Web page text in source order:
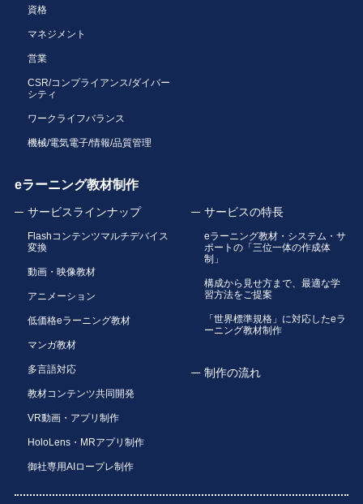
資格
マネジメント
営業
CSR/コンプライアンス/ダイバー
シティ
ワークライフバランス
機械/電気電子/情報/品質管理
eラーニング教材制作
サービスラインナップ
Flashコンテンツマルチデバイス
変換
動画・映像教材
アニメーション
低価格eラーニング教材
マンガ教材
多言語対応
教材コンテンツ共同開発
VR動画・アプリ制作
HoloLens・MRアプリ制作
御社専用AIロープレ制作
サービスの特長
eラーニング教材・システム・サ
ポートの「三位一体の作成体
制」
構成から見せ方まで、最適な学
習方法をご提案
「世界標準規格」に対応したeラ
ーニング教材制作
制作の流れ